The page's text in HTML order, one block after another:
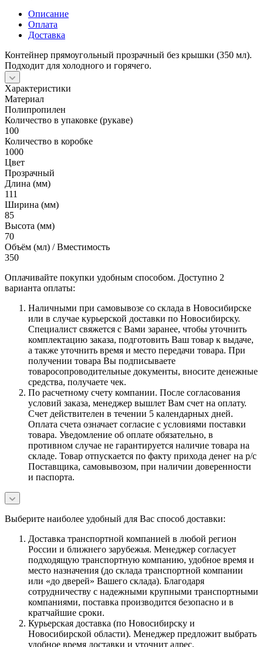
Описание
Оплата
Доставка
Контейнер прямоугольный прозрачный без крышки (350 мл).
Подходит для холодного и горячего.
Характеристики
Материал
Полипропилен
Количество в упаковке (рукаве)
100
Количество в коробке
1000
Цвет
Прозрачный
Длина (мм)
111
Ширина (мм)
85
Высота (мм)
70
Объём (мл) / Вместимость
350
Оплачивайте покупки удобным способом. Доступно 2
варианта оплаты:
Наличными при самовывозе со склада в Новосибирске
или в случае курьерской доставки по Новосибирску.
Специалист свяжется с Вами заранее, чтобы уточнить
комплектацию заказа, подготовить Ваш товар к выдаче,
а также уточнить время и место передачи товара. При
получении товара Вы подписываете
товаросопроводительные документы, вносите денежные
средства, получаете чек.
По расчетному счету компании. После согласования
условий заказа, менеджер вышлет Вам счет на оплату.
Счет действителен в течении 5 календарных дней.
Оплата счета означает согласие с условиями поставки
товара. Уведомление об оплате обязательно, в
противном случае не гарантируется наличие товара на
складе. Товар отпускается по факту прихода денег на р/с
Поставщика, самовывозом, при наличии доверенности
и паспорта.
Выберите наиболее удобный для Вас способ доставки:
Доставка транспортной компанией в любой регион
России и ближнего зарубежья. Менеджер согласует
подходящую транспортную компанию, удобное время и
место назначения (до склада транспортной компании
или «до дверей» Вашего склада). Благодаря
сотрудничеству с надежными крупными транспортными
компаниями, поставка производится безопасно и в
кратчайшие сроки.
Курьерская доставка (по Новосибирску и
Новосибирской области). Менеджер предложит выбрать
удобное время доставки и уточнит адрес.